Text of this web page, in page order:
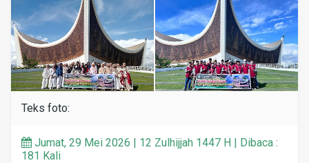
Teks foto:
Jumat, 29 Mei 2026 | 12 Zulhijjah 1447 H | Dibaca :
181 Kali